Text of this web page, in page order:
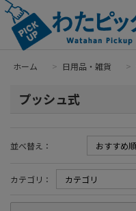
ホーム > 日用品・雑貨 >
プッシュ式
並べ替え：
カテゴリ：